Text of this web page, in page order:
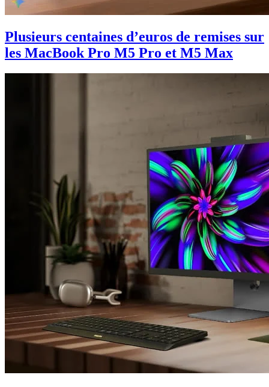
Plusieurs centaines d’euros de remises sur
les MacBook Pro M5 Pro et M5 Max